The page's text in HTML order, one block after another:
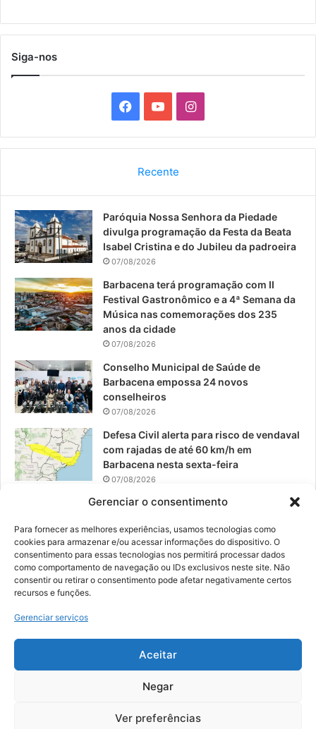
Gerenciar o consentimento
Para fornecer as melhores experiências, usamos tecnologias como
cookies para armazenar e/ou acessar informações do dispositivo. O
consentimento para essas tecnologias nos permitirá processar dados
como comportamento de navegação ou IDs exclusivos neste site. Não
consentir ou retirar o consentimento pode afetar negativamente certos
recursos e funções.
Gerenciar serviços
Aceitar
Negar
Ver preferências
Siga-nos
a
b
o
k
o
u
b
I
n
a
g
a
Recente
Paróquia Nossa Senhora da Piedade
divulga programação da Festa da Beata
Isabel Cristina e do Jubileu da padroeira
07/08/2026
Barbacena terá programação com II
Festival Gastronômico e a 4ª Semana da
Música nas comemorações dos 235
anos da cidade
07/08/2026
Conselho Municipal de Saúde de
Barbacena empossa 24 novos
conselheiros
07/08/2026
Defesa Civil alerta para risco de vendaval
com rajadas de até 60 km/h em
Barbacena nesta sexta-feira
07/08/2026
EPCAR tem a melhor nota do IDEB no
06/08/2026
© 2026, Todos os direitos reservados | Desenvolvido por:
Digital Business| Hospedado por:NP Publicidade
Fale Conosco
Sobre Nós
Política de Segurança e Privacidade
Facebook
YouTubeInstagram